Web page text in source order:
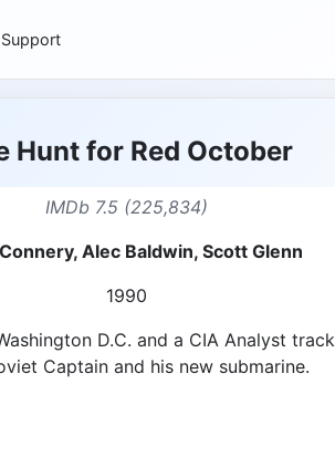
Support
Hunt for Red October
IMDb 7.5 (225,834)
Alec Baldwin, Scott Glenn
1990
D.C. and a CIA Analyst track
Captain and his new submarine.